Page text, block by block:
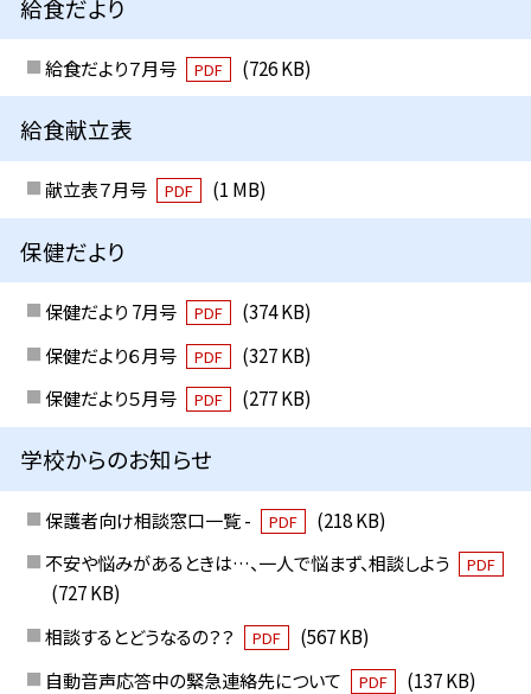
給食だより
給食だより７月号 PDF (726 KB)
給食献立表
献立表７月号 PDF (1 MB)
保健だより
保健だより 7月号 PDF
(374 KB)
保健だより６月号
PDF
(327 KB)
保健だより５月号
PDF (277 KB)
学校からのお知らせ
保護者向け相談窓口一覧 - PDF
(218 KB)
不安や悩みがあるときは…、一人で悩まず、相談しよう
PDF
(727 KB)
相談するとどうなるの？？
PDF
(567 KB)
自動音声応答中の緊急連絡先について
PDF (137 KB)